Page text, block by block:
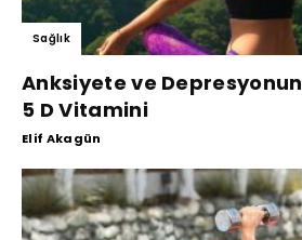
Sağlık
Anksiyete ve Depresyonun
5 D Vitamini
Elif Akagün